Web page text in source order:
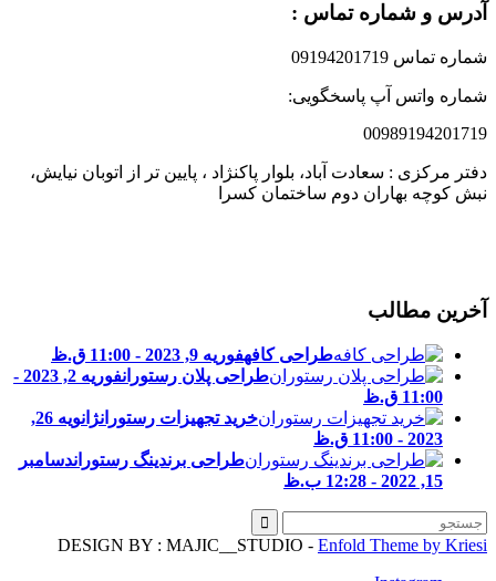
و شماره تماس :
تماس 09194201719
واتس آپ پاسخگویی:
مرکزی : سعادت آباد، بلوار پاکنژاد ، پایین تر از اتوبان نیایش،
کوچه بهاران دوم ساختمان کسرا
مطالب
طراحی کافهفوریه 9, 2023 - 11:00 ق.ظ
طراحی پلان رستوران
فوریه 2, 2023 -
11:00 ق.ظ
خرید تجهیزات رستوران
ژانویه 26,
2023 - 11:00 ق.ظ
طراحی برندینگ رستوران دسامبر
15, 2022 - 12:28 ب.ظ
DESIGN BY : MAJIC__STUDIO -Enfold Theme by